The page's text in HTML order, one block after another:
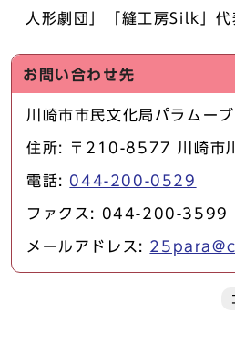
人形劇団」「縫工房Silk」代
お問い合わせ先
川崎市市民文化局パラムー
住所: 〒210-8577 川崎市
電話: 044-200-0529
ファクス: 044-200-3599
メールアドレス: